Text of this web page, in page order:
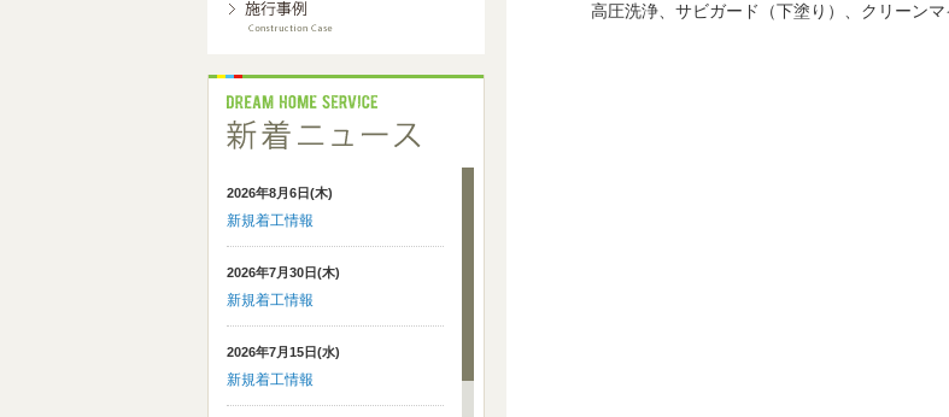
2026年8月6日(木)
新規着工情報
2026年7月30日(木)
新規着工情報
2026年7月15日(水)
新規着工情報
高圧洗浄、サビガード（下塗り）、クリーンマ